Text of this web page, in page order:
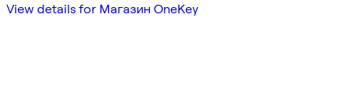
View details for Магазин OneKey